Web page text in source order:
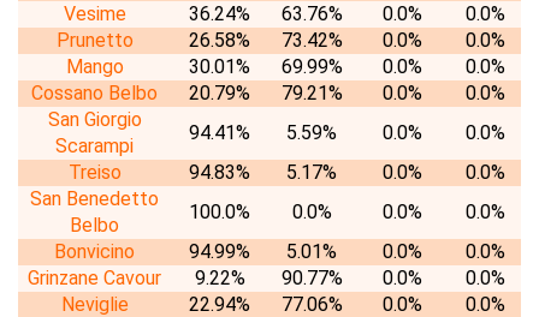
Vesime
36.24% 63.76% 0.0%
0.0%
Prunetto
26.58% 73.42% 0.0%
0.0%
Mango
30.01% 69.99% 0.0%
0.0%
Cossano Belbo
20.79% 79.21% 0.0%
0.0%
San Giorgio
Scarampi
94.41% 5.59% 0.0%
0.0%
Treiso
94.83% 5.17% 0.0%
0.0%
San Benedetto
Belbo
100.0% 0.0% 0.0%
0.0%
Bonvicino
94.99% 5.01% 0.0%
0.0%
Grinzane Cavour
9.22% 90.77% 0.0%
0.0%
Neviglie
22.94% 77.06% 0.0%
0.0%